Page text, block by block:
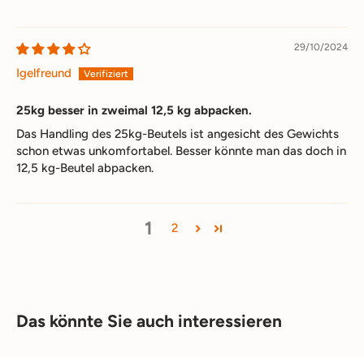
29/10/2024
Igelfreund
25kg besser in zweimal 12,5 kg abpacken.
Das Handling des 25kg-Beutels ist angesicht des Gewichts
schon etwas unkomfortabel. Besser könnte man das doch in
12,5 kg-Beutel abpacken.
1 2
Das könnte Sie auch interessieren